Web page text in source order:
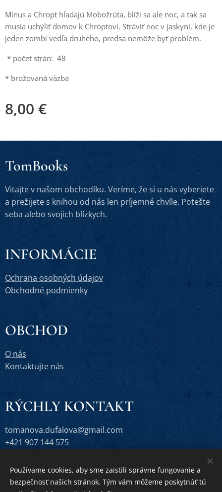
Minus a Chropt hľadajú Mobožrúta, blíži sa ale noc, a tak sa
musia uchýliť domov k Chroptovi. Stráviť noc v jaskyni, kde je
jeden zombi vedľa druhého, predsa nemôže byť problém.
* počet strán: 48
* brožovaná väzba
8,00 €
TomBooks
Vitajte v našom obchodíku. Veríme, že si u nás vyberiete
a prežijete s knihou od nás len príjemné chvíle. Potešte
seba alebo svojich blízkych.
INFORMÁCIE
Ochrana osobných údajov
Obchodné podmienky
OBCHOD
O nás
Kontaktujte nás
RÝCHLY KONTAKT
tomanova.dufalova@gmail.com
+421 907 144 575
Vytvorené službouWebnode Cookies
Používame cookies, aby sme zaistili správne fungovanie a
bezpečnosť našich stránok. Tým vám môžeme poskytnúť tú